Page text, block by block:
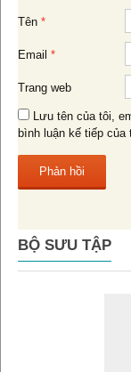
Tên *
Email *
Trang web
Lưu tên của tôi,
bình luận kế tiếp của
BỘ SƯU TẬP